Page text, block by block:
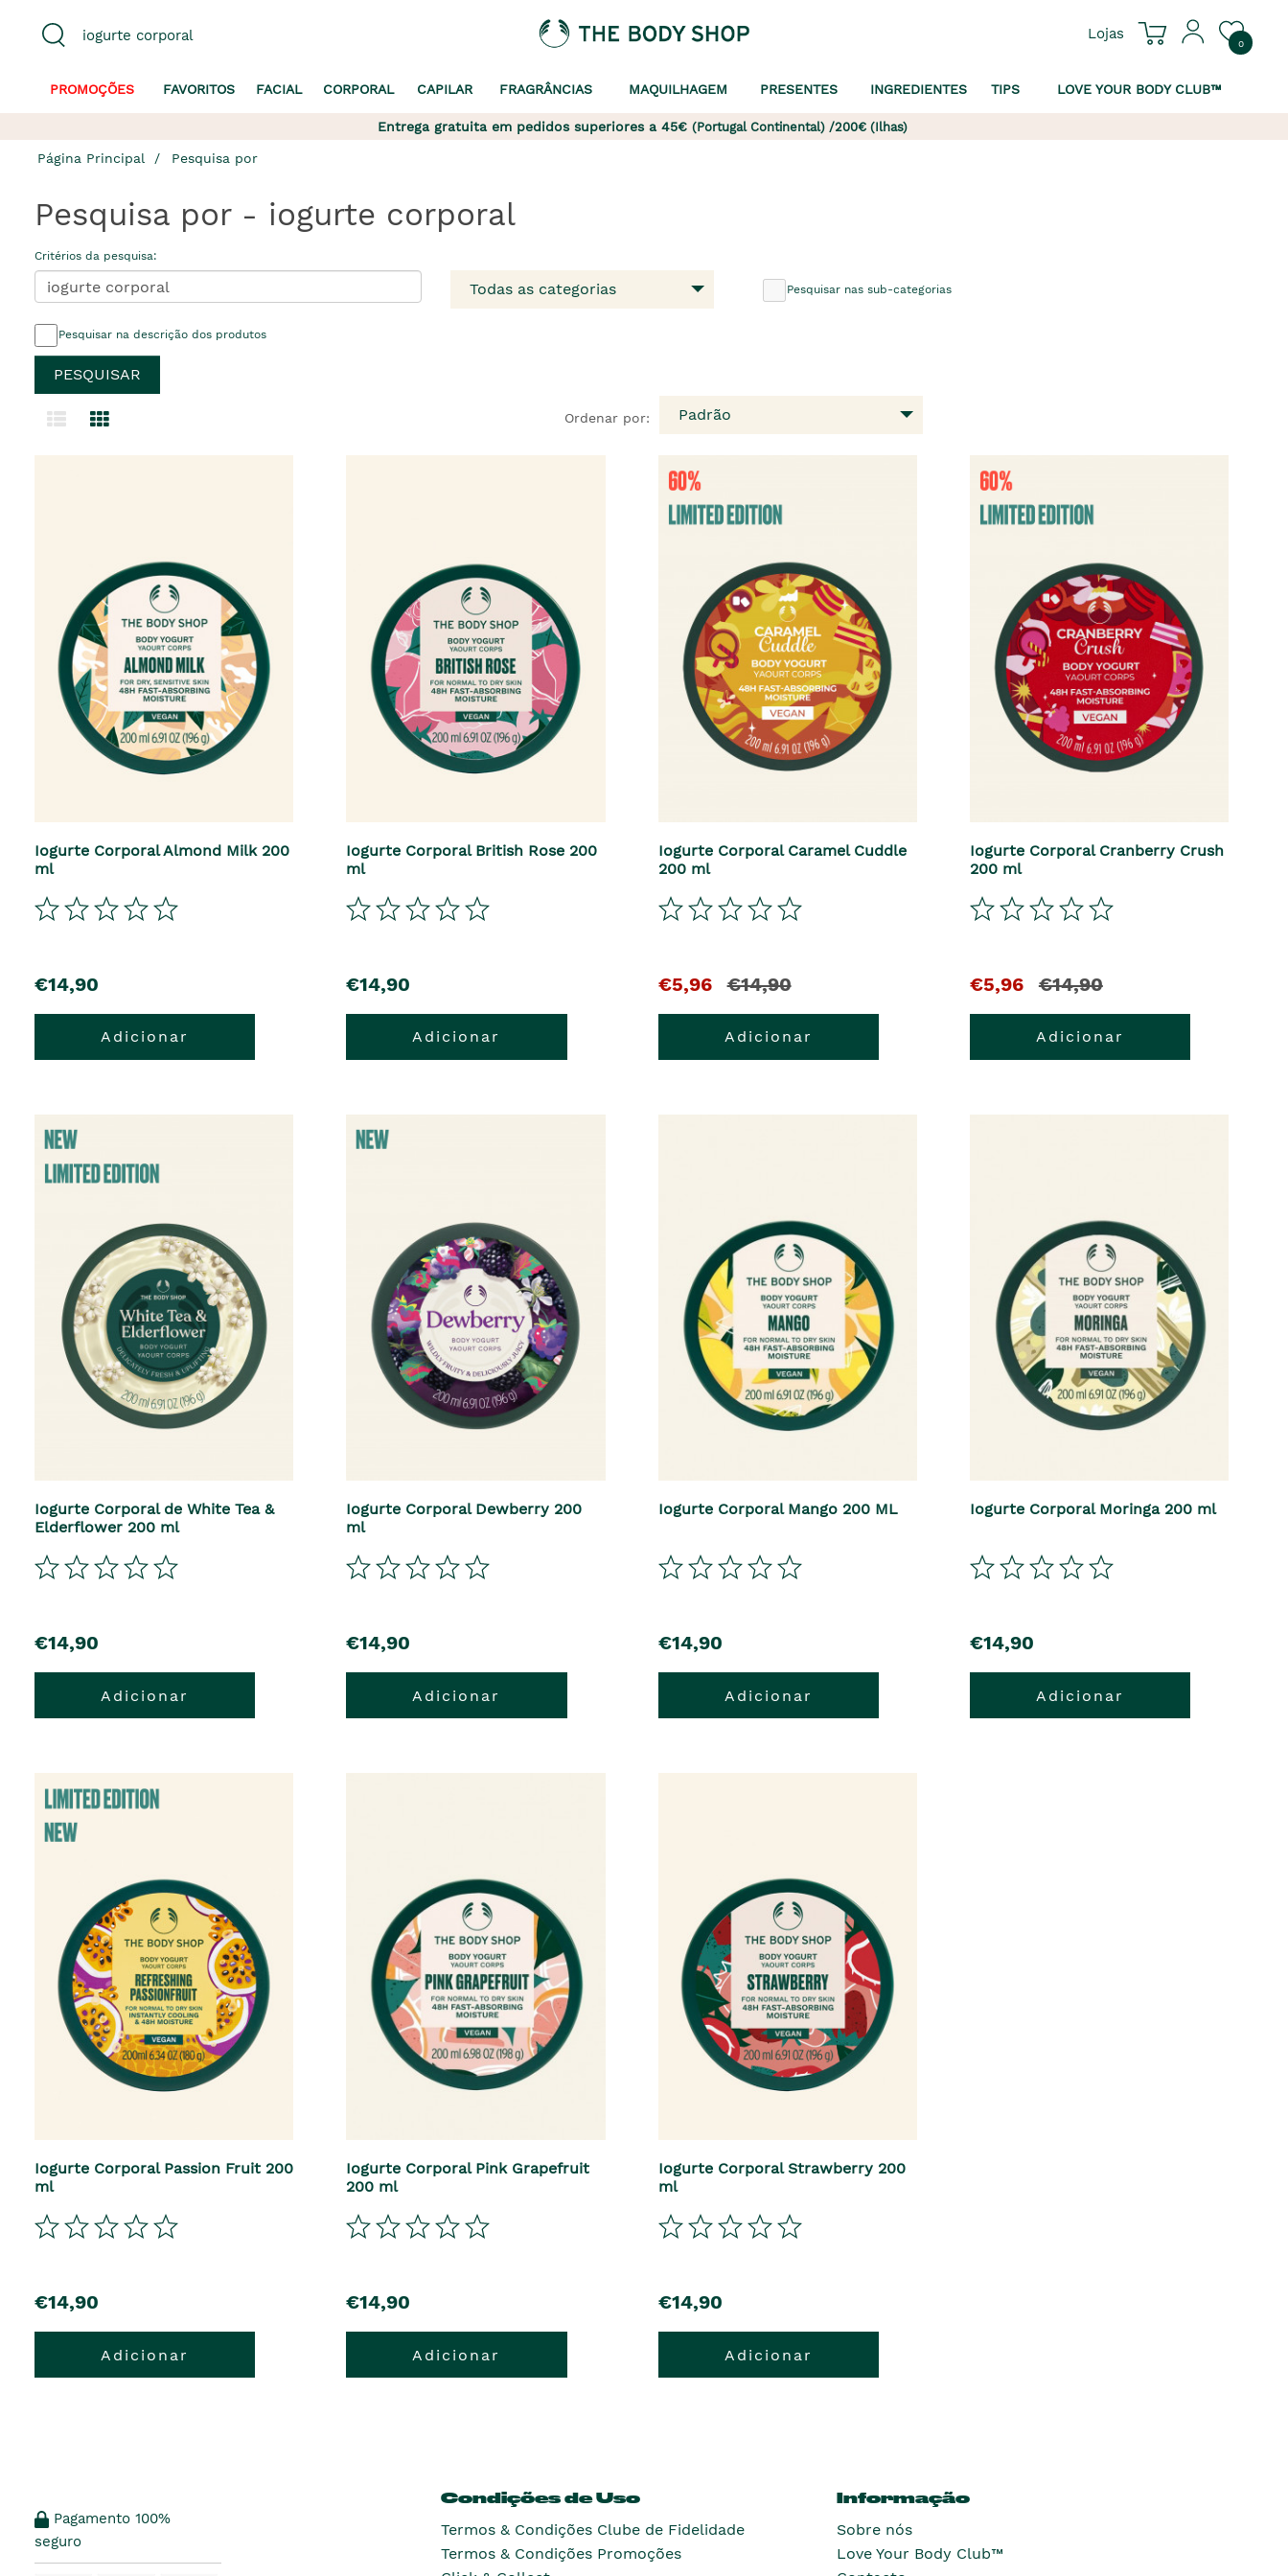
Lojas
0
PROMOÇÕES FAVORITOS FACIAL CORPORAL CAPILAR FRAGRÂNCIAS MAQUILHAGEM PRESENTES INGREDIENTES TIPS LOVE YOUR BODY CLUB™
Entrega gratuita em pedidos superiores a 45€ (Portugal Continental) /200€ (Ilhas)
Página Principal Pesquisa por
Pesquisa por - iogurte corporal
Critérios da pesquisa:
Todas as categorias Pesquisar nas sub-categorias
Pesquisar na descrição dos produtos
Ordenar por: Padrão
Iogurte Corporal Almond Milk 200
ml
€14,90
Adicionar
Iogurte Corporal British Rose 200
ml
€14,90
Adicionar
Iogurte Corporal Caramel Cuddle
200 ml
€5,96 €14,90
Adicionar
Iogurte Corporal Cranberry Crush
200 ml
€5,96 €14,90
Adicionar
Iogurte Corporal de White Tea &
Elderflower 200 ml
€14,90
Adicionar
Iogurte Corporal Dewberry 200
ml
€14,90
Adicionar
Iogurte Corporal Mango 200 ML
€14,90
Adicionar
Iogurte Corporal Moringa 200 ml
€14,90
Adicionar
Iogurte Corporal Passion Fruit 200
ml
€14,90
Adicionar
Iogurte Corporal Pink Grapefruit
200 ml
€14,90
Adicionar
Iogurte Corporal Strawberry 200
ml
€14,90
Adicionar
Pagamento 100%
seguro
Condições de Uso
Termos & Condições Clube de Fidelidade
Termos & Condições Promoções
Informação
Sobre nós
Love Your Body Club™